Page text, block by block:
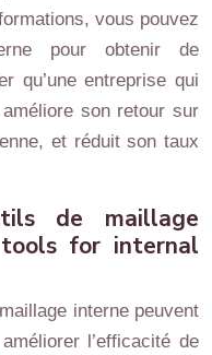
vous pouvez
pour obtenir de
qu’une entreprise qui
son retour sur
et réduit son taux
de maillage
for internal
interne peuvent
l’efficacité de